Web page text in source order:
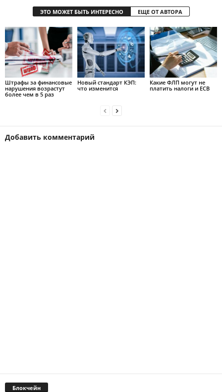
ЭТО МОЖЕТ БЫТЬ ИНТЕРЕСНО ЕЩЕ ОТ АВТОРА
Штрафы за финансовые
нарушения возрастут
более чем в 5 раз
Новый стандарт КЭП:
что изменится
Какие ФЛП могут не
платить налоги и ЕСВ
Добавить комментарий
Блокчейн